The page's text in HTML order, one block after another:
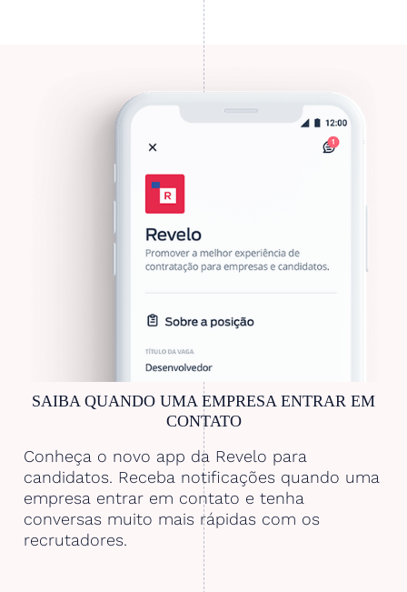
SAIBA QUANDO UMA EMPRESA ENTRAR EM
CONTATO
Conheça o novo app da Revelo para
candidatos. Receba notificações quando uma
empresa entrar em contato e tenha
conversas muito mais rápidas com os
recrutadores.